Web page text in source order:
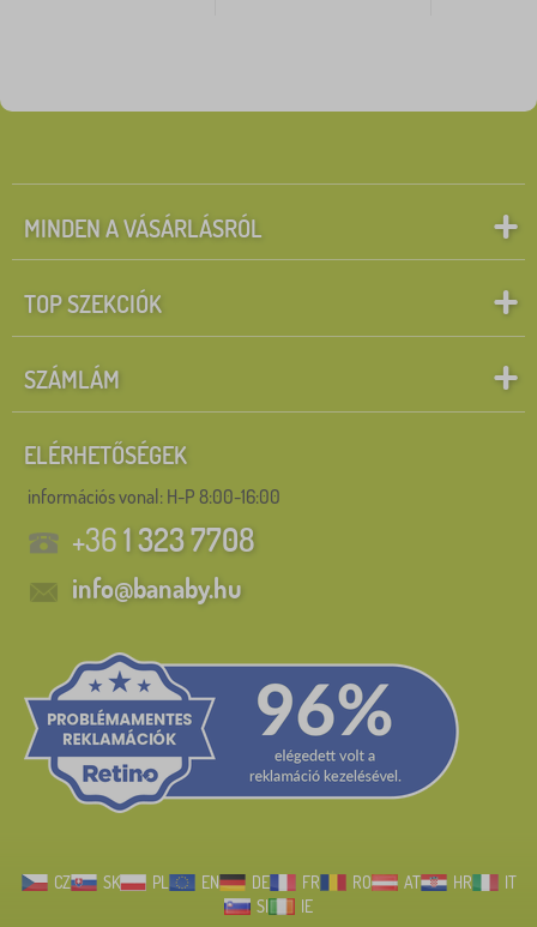
MINDEN A VÁSÁRLÁSRÓL
TOP SZEKCIÓK
SZÁMLÁM
ELÉRHETŐSÉGEK
információs vonal: H-P 8:00-16:00
+361 323 7708
info@banaby.hu
CZ SK PL EN DE FR RO AT HR
IT
SI
IE